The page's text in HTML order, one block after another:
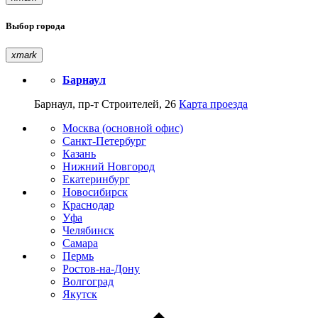
Выбор города
xmark
Барнаул
Барнаул, пр-т Строителей, 26 Карта проезда
Москва (основной офис)
Санкт-Петербург
Казань
Нижний Новгород
Екатеринбург
Новосибирск
Краснодар
Уфа
Челябинск
Самара
Пермь
Ростов-на-Дону
Волгоград
Якутск